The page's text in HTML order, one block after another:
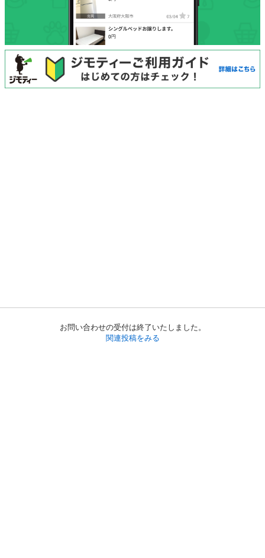
お問い合わせの受付は終了いたしました。
関連投稿をみる